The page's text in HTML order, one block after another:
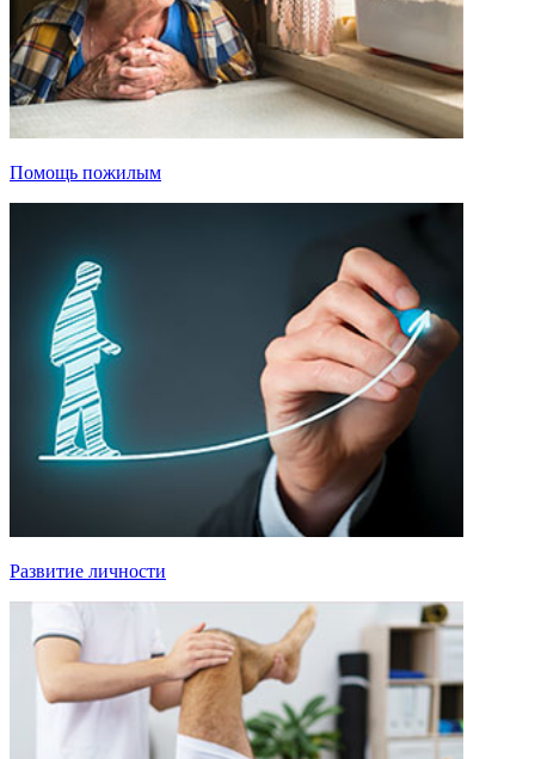
Помощь пожилым
Развитие личности